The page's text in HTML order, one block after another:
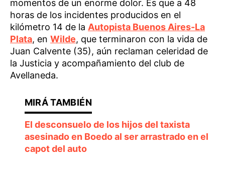
momentos de un enorme dolor. Es que a 48
horas de los incidentes producidos en el
kilómetro 14 de la Autopista Buenos Aires-La
Plata, en Wilde, que terminaron con la vida de
Juan Calvente (35), aún reclaman celeridad de
la Justicia y acompañamiento del club de
Avellaneda.
El desconsuelo de los hijos del taxista
asesinado en Boedo al ser arrastrado en el
capot del auto